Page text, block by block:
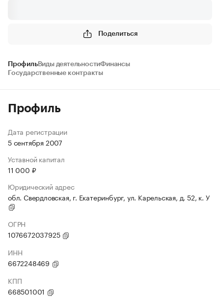
Поделиться
ПрофильВиды деятельностиФинансы
Государственные контракты
Профиль
Дата регистрации
5 сентября 2007
Уставной капитал
11 000 ₽
Юридический адрес
обл. Свердловская, г. Екатеринбург, ул. Карельская, д. 52, к. У
ОГРН
1076672037925
ИНН
6672248469
КПП
668501001